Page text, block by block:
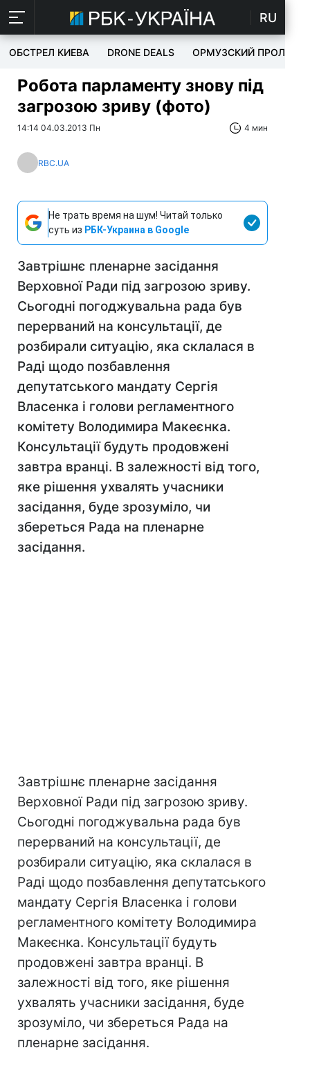
RU
ОБСТРЕЛ КИЕВА DRONE DEALS ОРМУЗСКИЙ ПРОЛИВ
Робота парламенту знову під
загрозою зриву (фото)
14:14 04.03.2013 Пн 4 мин
RBC.UA
Не трать время на шум! Читай только
суть из РБК-Украина в Google
Завтрішнє пленарне засідання
Верховної Ради під загрозою зриву.
Сьогодні погоджувальна рада був
перерваний на консультації, де
розбирали ситуацію, яка склалася в
Раді щодо позбавлення
депутатського мандату Сергія
Власенка і голови регламентного
комітету Володимира Макеєнка.
Консультації будуть продовжені
завтра вранці. В залежності від того,
яке рішення ухвалять учасники
засідання, буде зрозуміло, чи
збереться Рада на пленарне
засідання.
Завтрішнє пленарне засідання
Верховної Ради під загрозою зриву.
Сьогодні погоджувальна рада був
перерваний на консультації, де
розбирали ситуацію, яка склалася в
Раді щодо позбавлення депутатського
мандату Сергія Власенка і голови
регламентного комітету Володимира
Макеєнка. Консультації будуть
продовжені завтра вранці. В
залежності від того, яке рішення
ухвалять учасники засідання, буде
зрозуміло, чи збереться Рада на
пленарне засідання.